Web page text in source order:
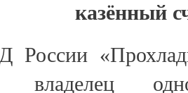
казённый
владелец